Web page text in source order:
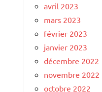
avril 2023
mars 2023
février 2023
janvier 2023
décembre 2022
novembre 2022
octobre 2022